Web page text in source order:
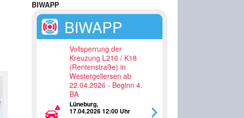
BIWAPP
BIWAPP
Vollsperrung der
Kreuzung L216 / K18
(Rentenstraße) in
Westergellersen ab
22.04.2026 - Beginn 4.
BA
Lüneburg,
17.04.2026 12:00 Uhr